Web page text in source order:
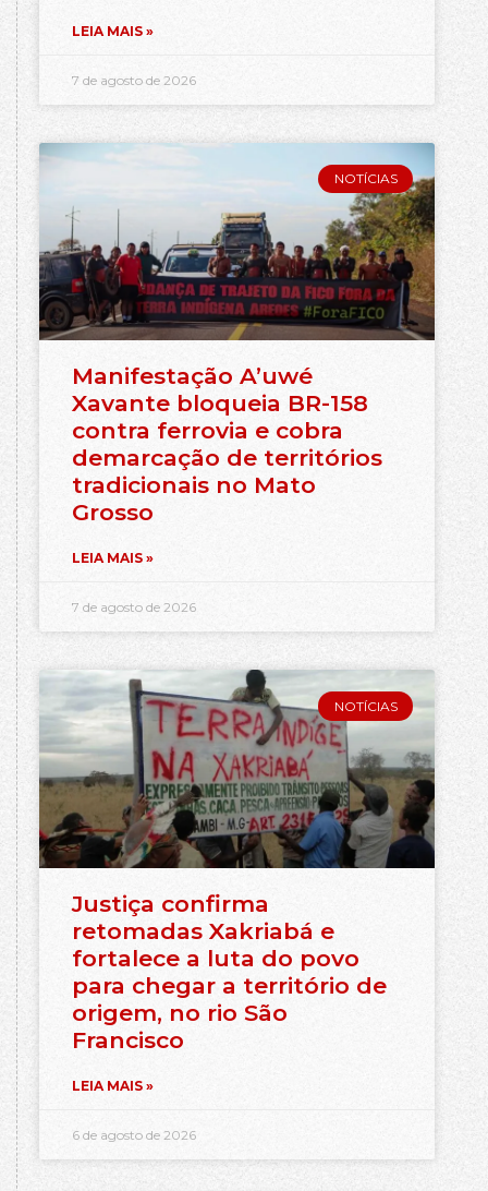
LEIA MAIS »
7 de agosto de 2026
NOTÍCIAS
Manifestação A’uwé
Xavante bloqueia BR-158
contra ferrovia e cobra
demarcação de territórios
tradicionais no Mato
Grosso
LEIA MAIS »
7 de agosto de 2026
NOTÍCIAS
Justiça confirma
retomadas Xakriabá e
fortalece a luta do povo
para chegar a território de
origem, no rio São
Francisco
LEIA MAIS »
6 de agosto de 2026